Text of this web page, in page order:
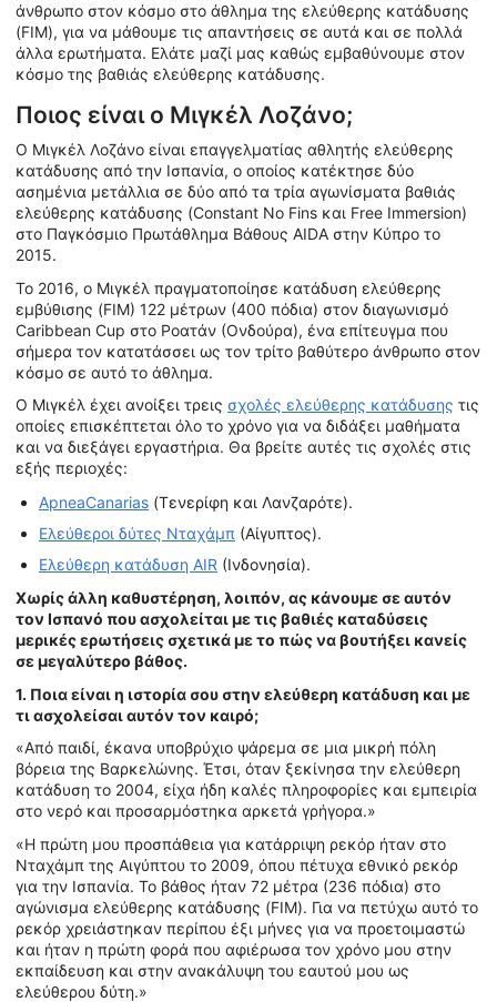
άνθρωπο στον κόσμο στο άθλημα της ελεύθερης κατάδυσης
(FIM), για να μάθουμε τις απαντήσεις σε αυτά και σε πολλά
άλλα ερωτήματα. Ελάτε μαζί μας καθώς εμβαθύνουμε στον
κόσμο της βαθιάς ελεύθερης κατάδυσης.
Ποιος είναι ο Μιγκέλ Λοζάνο;
Ο Μιγκέλ Λοζάνο είναι επαγγελματίας αθλητής ελεύθερης
κατάδυσης από την Ισπανία, ο οποίος κατέκτησε δύο
ασημένια μετάλλια σε δύο από τα τρία αγωνίσματα βαθιάς
ελεύθερης κατάδυσης (Constant No Fins και Free Immersion)
στο Παγκόσμιο Πρωτάθλημα Βάθους AIDA στην Κύπρο το
2015.
Το 2016, ο Μιγκέλ πραγματοποίησε κατάδυση ελεύθερης
εμβύθισης (FIM) 122 μέτρων (400 πόδια) στον διαγωνισμό
Caribbean Cup στο Ροατάν (Ονδούρα), ένα επίτευγμα που
σήμερα τον κατατάσσει ως τον τρίτο βαθύτερο άνθρωπο στον
κόσμο σε αυτό το άθλημα.
Ο Μιγκέλ έχει ανοίξει τρεις σχολές ελεύθερης κατάδυσης τις
οποίες επισκέπτεται όλο το χρόνο για να διδάξει μαθήματα
και να διεξάγει εργαστήρια. Θα βρείτε αυτές τις σχολές στις
εξής περιοχές:
ApneaCanarias (Τενερίφη και Λανζαρότε).
Ελεύθεροι δύτες Νταχάμπ (Αίγυπτος).
Ελεύθερη κατάδυση AIR (Ινδονησία).
Χωρίς άλλη καθυστέρηση, λοιπόν, ας κάνουμε σε αυτόν
τον Ισπανό που ασχολείται με τις βαθιές καταδύσεις
μερικές ερωτήσεις σχετικά με το πώς να βουτήξει κανείς
σε μεγαλύτερο βάθος.
1. Ποια είναι η ιστορία σου στην ελεύθερη κατάδυση και με
τι ασχολείσαι αυτόν τον καιρό;
«Από παιδί, έκανα υποβρύχιο ψάρεμα σε μια μικρή πόλη
βόρεια της Βαρκελώνης. Έτσι, όταν ξεκίνησα την ελεύθερη
κατάδυση το 2004, είχα ήδη καλές πληροφορίες και εμπειρία
στο νερό και προσαρμόστηκα αρκετά γρήγορα.»
«Η πρώτη μου προσπάθεια για κατάρριψη ρεκόρ ήταν στο
Νταχάμπ της Αιγύπτου το 2009, όπου πέτυχα εθνικό ρεκόρ
για την Ισπανία. Το βάθος ήταν 72 μέτρα (236 πόδια) στο
αγώνισμα ελεύθερης κατάδυσης (FIM). Για να πετύχω αυτό το
ρεκόρ χρειάστηκαν περίπου έξι μήνες για να προετοιμαστώ
και ήταν η πρώτη φορά που αφιέρωσα τον χρόνο μου στην
εκπαίδευση και στην ανακάλυψη του εαυτού μου ως
ελεύθερου δύτη.»